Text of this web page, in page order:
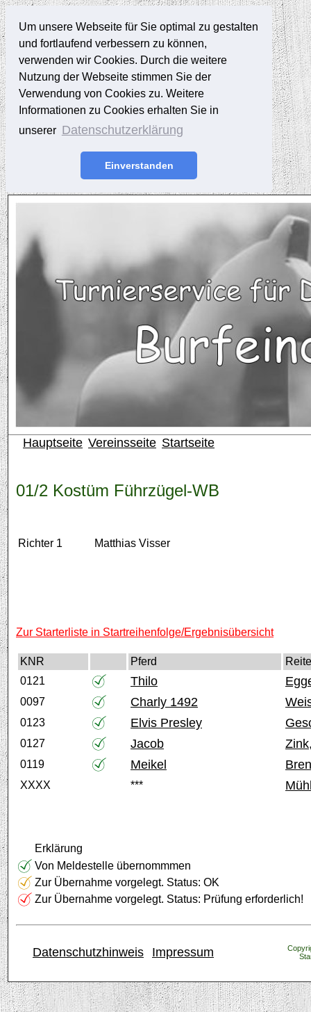
Um unsere Webseite für Sie optimal zu gestalten
und fortlaufend verbessern zu können,
verwenden wir Cookies. Durch die weitere
Nutzung der Webseite stimmen Sie der
Verwendung von Cookies zu. Weitere
Informationen zu Cookies erhalten Sie in
unserer Datenschutzerklärung
Einverstanden
Hauptseite Vereinsseite Startseite
01/2 Kostüm Führzügel-WB
Richter 1 Matthias Visser
Zur Starterliste in Startreihenfolge/Ergebnisübersicht
KNR Pferd
0121
Thilo
0097 Charly 1492
0123 Elvis Presley
0127 Jacob
0119 Meikel
XXXX ***
Erklärung
Von Meldestelle übernommmen
Zur Übernahme vorgelegt. Status: OK
Zur Übernahme vorgelegt. Status: Prüfung erforderlich!
Datenschutzhinweis Impressum